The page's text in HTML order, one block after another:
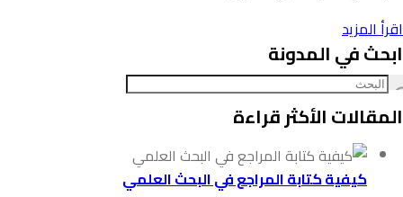
اقرأ المزيد
ابحث في المدونة
المقالات الأكثر قراءة
كيفية كتابة المراجع في البحث العلمي